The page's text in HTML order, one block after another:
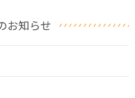
お知らせ